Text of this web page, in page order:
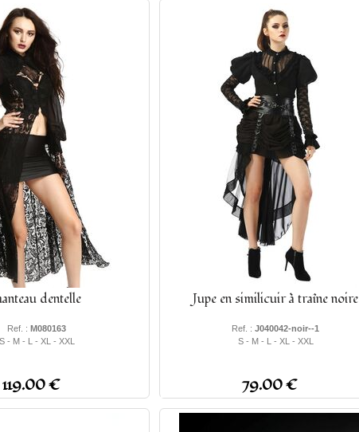
dentelle
Ref. : M080163
- M - L - XL - XXL
119.00 €
Jupe en similicuir à traîne noire
Ref. : J040042-noir--1
S - M - L - XL - XXL
79.00 €